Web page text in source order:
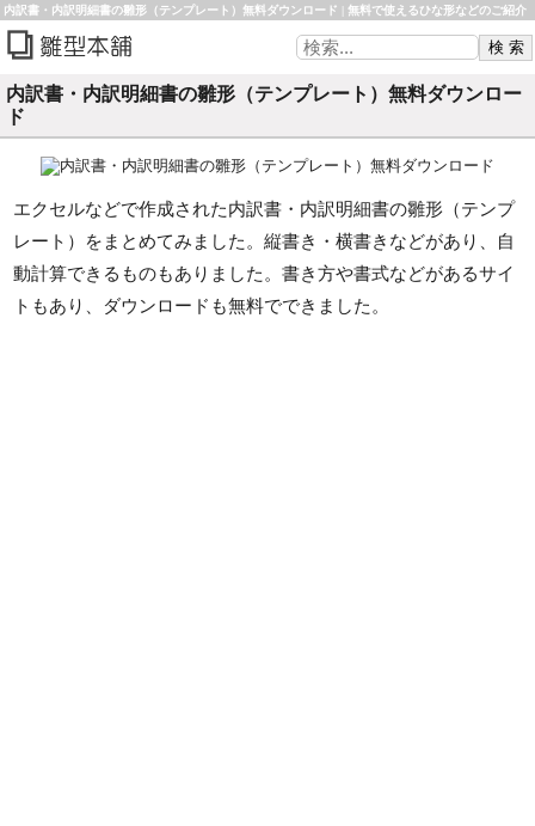
内訳書・内訳明細書の雛形（テンプレート）無料ダウンロード | 無料で使えるひな形などのご紹介
雛形本舗
内訳書・内訳明細書の雛形（テンプレート）無料ダウンロー
ド
エクセルなどで作成された内訳書・内訳明細書の雛形（テンプ
レート）をまとめてみました。縦書き・横書きなどがあり、自
動計算できるものもありました。書き方や書式などがあるサイ
トもあり、ダウンロードも無料でできました。